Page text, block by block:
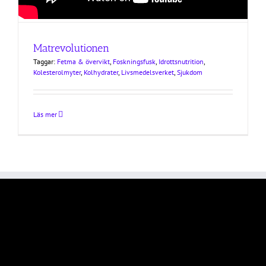
Matrevolutionen
Taggar: Fetma & övervikt, Foskningsfusk, Idrottsnutrition,
Kolesterolmyter, Kolhydrater, Livsmedelsverket, Sjukdom
Läs mer